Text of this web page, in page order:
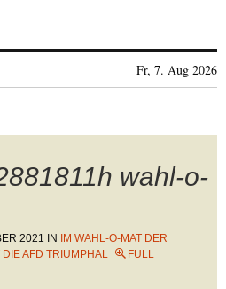
Fr, 7. Aug 2026
wahl-o-
2021 IN
IM WAHL-O-MAT DER
AFD TRIUMPHAL
FULL